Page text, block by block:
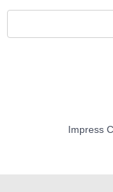
Impress